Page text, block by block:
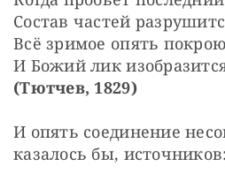
Состав частей
Всё зримое опять
И Божий лик
(Тютчев, 1829)
И опять соединение
казалось бы, источников: